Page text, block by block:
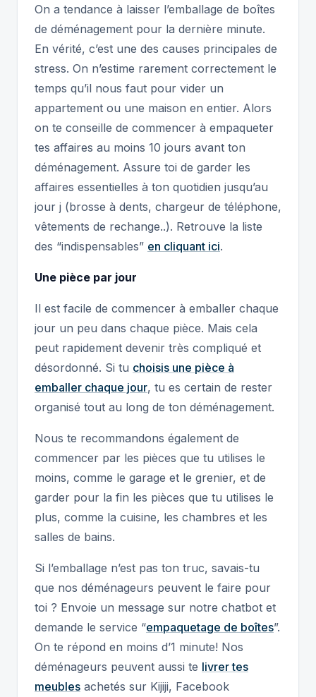
On a tendance à laisser l’emballage de boîtes
de déménagement pour la dernière minute.
En vérité, c’est une des causes principales de
stress. On n’estime rarement correctement le
temps qu’il nous faut pour vider un
appartement ou une maison en entier. Alors
on te conseille de commencer à empaqueter
tes affaires au moins 10 jours avant ton
déménagement. Assure toi de garder les
affaires essentielles à ton quotidien jusqu’au
jour j (brosse à dents, chargeur de téléphone,
vêtements de rechange..). Retrouve la liste
des “indispensables” en cliquant ici.
Une pièce par jour
Il est facile de commencer à emballer chaque
jour un peu dans chaque pièce. Mais cela
peut rapidement devenir très compliqué et
désordonné. Si tu choisis une pièce à
emballer chaque jour, tu es certain de rester
organisé tout au long de ton déménagement.
Nous te recommandons également de
commencer par les pièces que tu utilises le
moins, comme le garage et le grenier, et de
garder pour la fin les pièces que tu utilises le
plus, comme la cuisine, les chambres et les
salles de bains.
Si l’emballage n’est pas ton truc, savais-tu
que nos déménageurs peuvent le faire pour
toi ? Envoie un message sur notre chatbot et
demande le service “empaquetage de boîtes”.
On te répond en moins d’1 minute! Nos
déménageurs peuvent aussi te livrer tes
meubles achetés sur Kijiji, Facebook